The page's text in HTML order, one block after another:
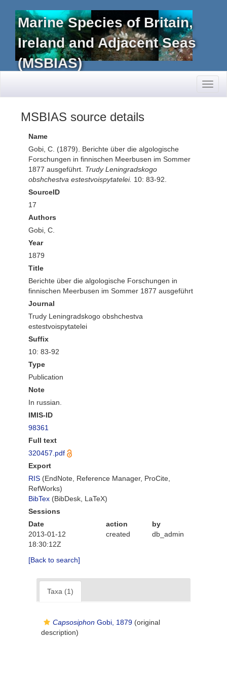
Marine Species of Britain,
Ireland and Adjacent Seas
(MSBIAS)
MSBIAS source details
Name
Gobi, C. (1879). Berichte über die algologische
Forschungen in finnischen Meerbusen im Sommer
1877 ausgeführt. Trudy Leningradskogo
obshchestva estestvoispytatelei. 10: 83-92.
SourceID
17
Authors
Gobi, C.
Year
1879
Title
Berichte über die algologische Forschungen in
finnischen Meerbusen im Sommer 1877 ausgeführt
Journal
Trudy Leningradskogo obshchestva
estestvoispytatelei
Suffix
10: 83-92
Type
Publication
Note
In russian.
IMIS-ID
98361
Full text
320457.pdf
Export
RIS (EndNote, Reference Manager, ProCite,
RefWorks)
BibTex (BibDesk, LaTeX)
Sessions
Date
action
by
2013-01-12
18:30:12Z
created db_admin
[Back to search]
Taxa (1)
Capsosiphon Gobi, 1879 (original
description)